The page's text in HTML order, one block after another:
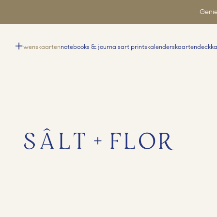
wenskaartennotebooks & journalsart printskalenderskaartendeck